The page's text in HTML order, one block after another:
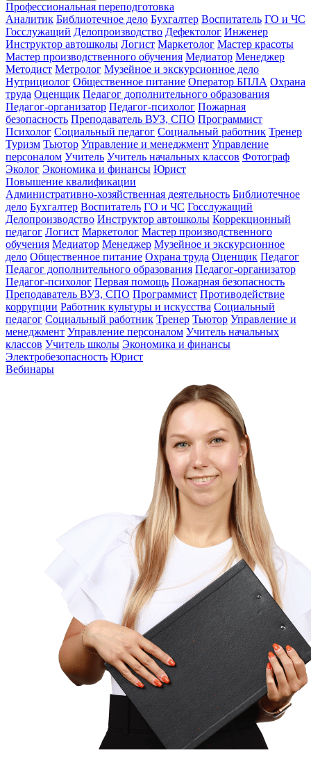
Профессиональная переподготовка
Аналитик Библиотечное дело Бухгалтер Воспитатель ГО и ЧС
Госслужащий Делопроизводство Дефектолог Инженер
Инструктор автошколы Логист Маркетолог Мастер красоты
Мастер производственного обучения Медиатор Менеджер
Методист Метролог Музейное и экскурсионное дело
Нутрициолог Общественное питание Оператор БПЛА Охрана
труда Оценщик Педагог дополнительного образования
Педагог-организатор Педагог-психолог Пожарная
безопасность Преподаватель ВУЗ, СПО Программист
Психолог Социальный педагог Социальный работник Тренер
Туризм Тьютор Управление и менеджмент Управление
персоналом Учитель Учитель начальных классов Фотограф
Эколог Экономика и финансы Юрист
Повышение квалификации
Административно-хозяйственная деятельность Библиотечное
дело Бухгалтер Воспитатель ГО и ЧС Госслужащий
Делопроизводство Инструктор автошколы Коррекционный
педагог Логист Маркетолог Мастер производственного
обучения Медиатор Менеджер Музейное и экскурсионное
дело Общественное питание Охрана труда Оценщик Педагог
Педагог дополнительного образования Педагог-организатор
Педагог-психолог Первая помощь Пожарная безопасность
Преподаватель ВУЗ, СПО Программист Противодействие
коррупции Работник культуры и искусства Социальный
педагог Социальный работник Тренер Тьютор Управление и
менеджмент Управление персоналом Учитель начальных
классов Учитель школы Экономика и финансы
Электробезопасность Юрист
Вебинары